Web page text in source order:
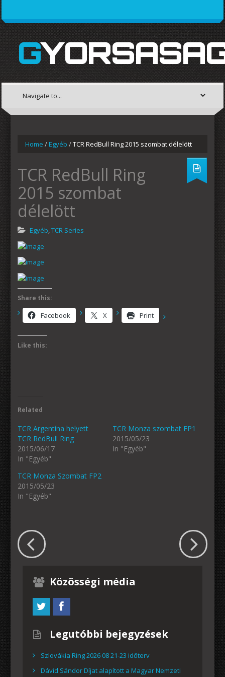
Home /Egyéb /TCR RedBull Ring 2015 szombat délelött
TCR RedBull Ring
2015 szombat
délelött
Egyéb,TCR Series
Share this:
Facebook X Print
Like this:
Related
TCR Argentína helyett
TCR RedBull Ring
2015/06/17
In "Egyéb"
TCR Monza szombat FP1
2015/05/23
In "Egyéb"
TCR Monza Szombat FP2
2015/05/23
In "Egyéb"
Közösségi média
Legutóbbi bejegyzések
Szlovákia Ring 2026 08 21-23 időterv
Dávid Sándor Díjat alapított a Magyar Nemzeti